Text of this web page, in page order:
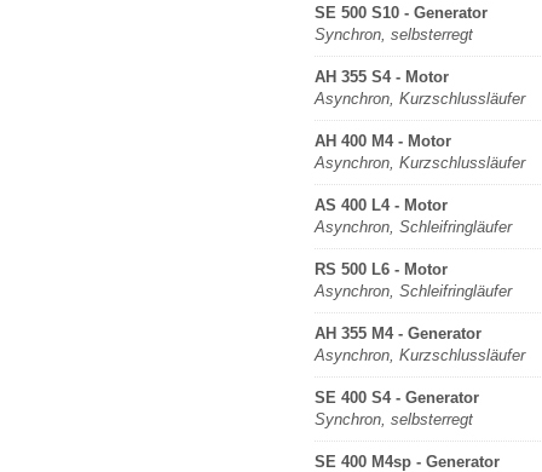
SE 500 S10 - Generator
Synchron, selbsterregt
AH 355 S4 - Motor
Asynchron, Kurzschlussläufer
AH 400 M4 - Motor
Asynchron, Kurzschlussläufer
AS 400 L4 - Motor
Asynchron, Schleifringläufer
RS 500 L6 - Motor
Asynchron, Schleifringläufer
AH 355 M4 - Generator
Asynchron, Kurzschlussläufer
SE 400 S4 - Generator
Synchron, selbsterregt
SE 400 M4sp - Generator